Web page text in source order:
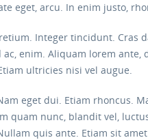
eget, arcu. In enim justo,
Integer tincidunt. Cras
enim. Aliquam lorem
ultricies nisi vel augue.
eget dui. Etiam rhoncus.
quam nunc, blandit vel,
quis ante. Etiam sit